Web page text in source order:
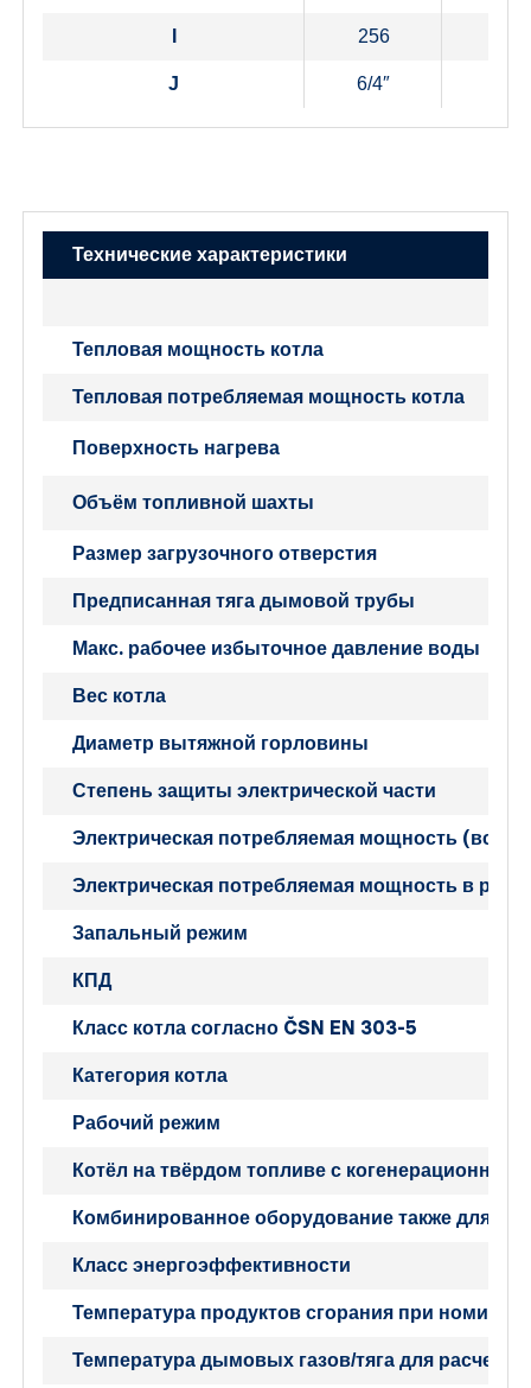
256
J 6/4″
Технические характеристики
Тепловая мощность котла
Тепловая потребляемая мощность котла
Поверхность нагрева
Объём топливной шахты
Размер загрузочного отверстия
Предписанная тяга дымовой трубы
Макс. рабочее избыточное давление воды
Вес котла
Диаметр вытяжной горловины
Степень защиты электрической части
Электрическая потребляемая мощность
Электрическая потребляемая мощность в
Запальный режим
КПД
Класс котла согласно ČSN EN 303-5
Категория котла
Рабочий режим
Котёл на твёрдом топливе с
Комбинированное оборудование также для
Класс энергоэффективности
Температура продуктов сгорания при
Температура дымовых газов/тяга для